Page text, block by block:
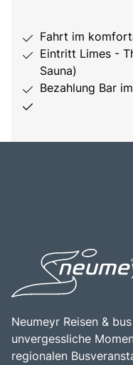
Fahrt im
Eintritt Limes -
Sauna)
Bezahlung Bar
Neumeyr Reisen &
unvergessliche
regionalen